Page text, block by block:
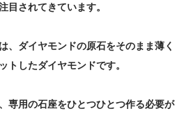
目されてきています。
、ダイヤモンドの原石をそのまま薄く
トしたダイヤモンドです。
専用の石座をひとつひとつ作る必要が